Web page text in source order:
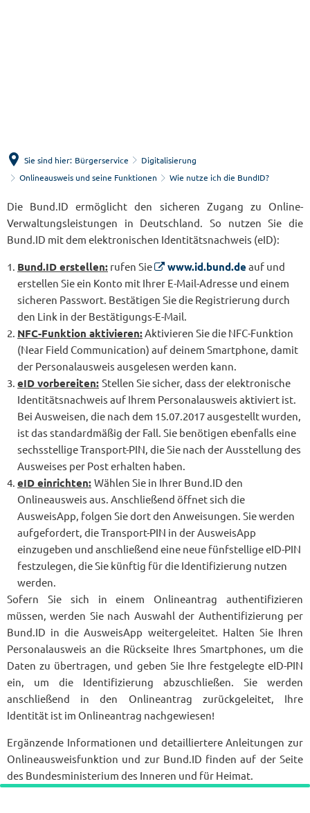
Sie sind hier: Bürgerservice
Digitalisierung
Onlineausweis und seine Funktionen
Wie nutze ich die BundID?
Wie
nutze
die
BundID?
Die Bund.ID ermöglicht den sicheren Zugang zu Online-
Verwaltungsleistungen in Deutschland. So nutzen Sie die
Bund.ID mit dem elektronischen Identitätsnachweis (eID):
Bund.ID erstellen: rufen Sie www.id.bund.de auf und
erstellen Sie ein Konto mit Ihrer E-Mail-Adresse und einem
sicheren Passwort. Bestätigen Sie die Registrierung durch
den Link in der Bestätigungs-E-Mail.
NFC-Funktion aktivieren:Aktivieren Sie die NFC-Funktion
(Near Field Communication) auf deinem Smartphone, damit
der Personalausweis ausgelesen werden kann.
eID vorbereiten: Stellen Sie sicher, dass der elektronische
Identitätsnachweis auf Ihrem Personalausweis aktiviert ist.
Bei Ausweisen, die nach dem 15.07.2017 ausgestellt wurden,
ist das standardmäßig der Fall. Sie benötigen ebenfalls eine
sechsstellige Transport-PIN, die Sie nach der Ausstellung des
Ausweises per Post erhalten haben.
eID einrichten: Wählen Sie in Ihrer Bund.ID den
Onlineausweis aus. Anschließend öffnet sich die
AusweisApp, folgen Sie dort den Anweisungen. Sie werden
aufgefordert, die Transport-PIN in der AusweisApp
einzugeben und anschließend eine neue fünfstellige eID-PIN
festzulegen, die Sie künftig für die Identifizierung nutzen
werden.
Sofern Sie sich in einem Onlineantrag authentifizieren
müssen, werden Sie nach Auswahl der Authentifizierung per
Bund.ID in die AusweisApp weitergeleitet. Halten Sie Ihren
Personalausweis an die Rückseite Ihres Smartphones, um die
Daten zu übertragen, und geben Sie Ihre festgelegte eID-PIN
ein, um die Identifizierung abzuschließen. Sie werden
anschließend in den Onlineantrag zurückgeleitet, Ihre
Identität ist im Onlineantrag nachgewiesen!
Ergänzende Informationen und detailliertere Anleitungen zur
Onlineausweisfunktion und zur Bund.ID finden auf der Seite
des Bundesministerium des Inneren und für Heimat.